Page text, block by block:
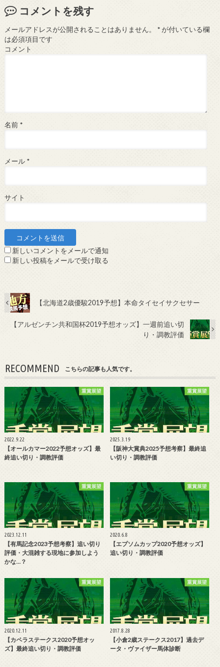
コメントを残す
メールアドレスが公開されることはありません。 *が付いている欄
は必須項目です
コメント
名前 *
メール *
サイト
新しいコメントをメールで通知
新しい投稿をメールで受け取る
【北海道2歳優駿2019予想】本命タイセイサクセサー
【アルゼンチン共和国杯2019予想オッズ】一週前追い切
り・調教評価
RECOMMEND こちらの記事も人気です。
重賞展望
2022.9.22
【オールカマー2022予想オッズ】最
終追い切り・調教評価
重賞展望
2025.3.19
【阪神大賞典2025予想考察】最終追
い切り・調教評価
重賞展望
2023.12.11
【有馬記念2023予想考察】追い切り
評価・大混雑する現地に参加しよう
かな…？
重賞展望
2020.6.8
【エプソムカップ2020予想オッズ】
追い切り・調教評価
重賞展望
2020.12.11
【カペラステークス2020予想オッ
ズ】最終追い切り・調教評価
重賞展望
2017.8.28
【小倉2歳ステークス2017】過去デ
ータ・ヴァイザー馬体診断